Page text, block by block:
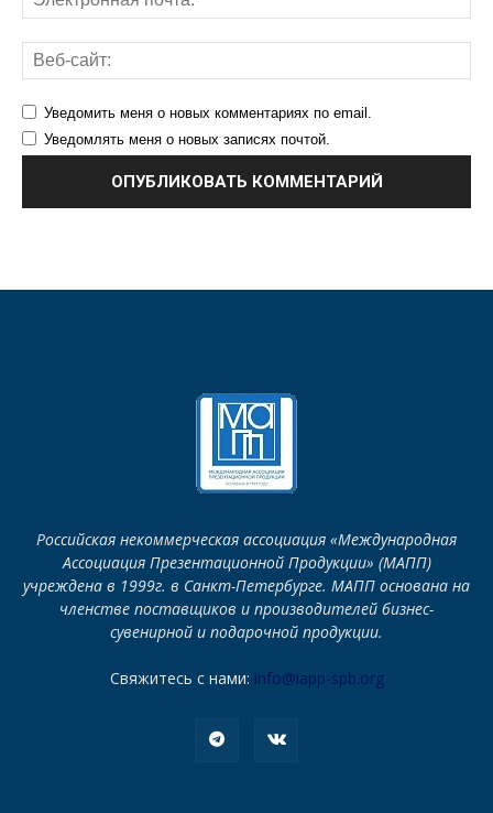
Уведомить меня о новых комментариях по email.
Уведомлять меня о новых записях почтой.
Российская некоммерческая ассоциация «Международная
Ассоциация Презентационной Продукции» (МАПП)
учреждена в 1999г. в Санкт-Петербурге. МАПП основана на
членстве поставщиков и производителей бизнес-
сувенирной и подарочной продукции.
Свяжитесь с нами: info@iapp-spb.org